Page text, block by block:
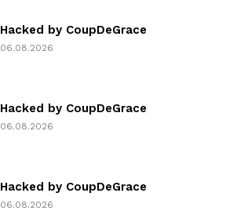
Hacked by CoupDeGrace
06.08.2026
Hacked by CoupDeGrace
06.08.2026
Hacked by CoupDeGrace
06.08.2026